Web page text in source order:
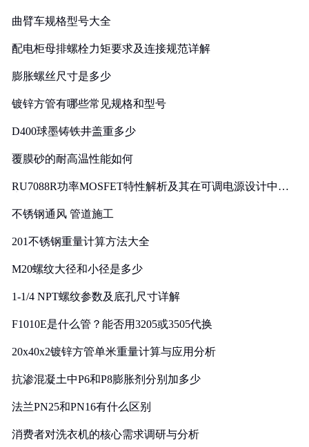
曲臂车规格型号大全
配电柜母排螺栓力矩要求及连接规范详解
膨胀螺丝尺寸是多少
镀锌方管有哪些常见规格和型号
D400球墨铸铁井盖重多少
覆膜砂的耐高温性能如何
RU7088R功率MOSFET特性解析及其在可调电源设计中的
不锈钢通风 管道施工
201不锈钢重量计算方法大全
M20螺纹大径和小径是多少
1-1/4 NPT螺纹参数及底孔尺寸详解
F1010E是什么管？能否用3205或3505代换
20x40x2镀锌方管单米重量计算与应用分析
抗渗混凝土中P6和P8膨胀剂分别加多少
法兰PN25和PN16有什么区别
消费者对洗衣机的核心需求调研与分析